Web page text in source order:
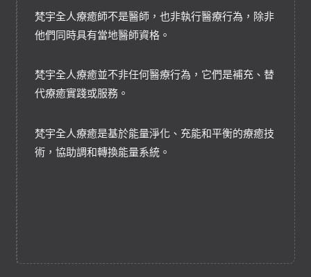
梵宇全人療癒師不是醫師，也非執行醫療行為，除非
他們同時具有當地醫師資格。
梵宇全人療癒並不非任何醫療行為，它們是補充、替
代療癒實踐或服務。
梵宇全人療癒是基於能量淨化、充能和平衡的療癒技
術，協助調和轉換能量系統。